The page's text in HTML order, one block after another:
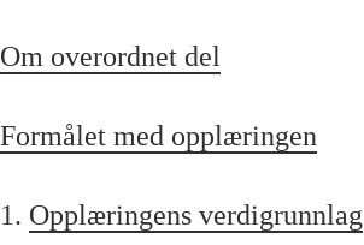
Om overordnet del
Formålet med opplæringen
1. Opplæringens verdigrunnlag